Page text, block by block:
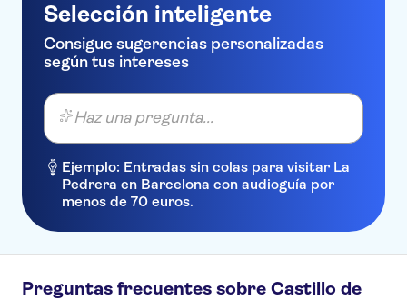
Selección inteligente
Consigue sugerencias personalizadas
según tus intereses
Haz una pregunta...
Ejemplo: Entradas sin colas para visitar La
Pedrera en Barcelona con audioguía por
menos de 70 euros.
Preguntas frecuentes sobre Castillo de